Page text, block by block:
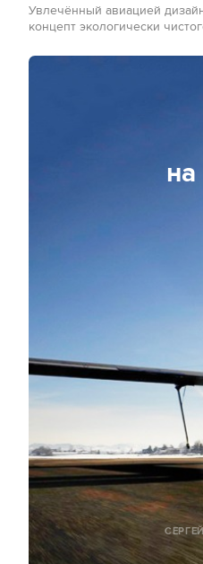
Увлечённый авиацией
концепт экологически